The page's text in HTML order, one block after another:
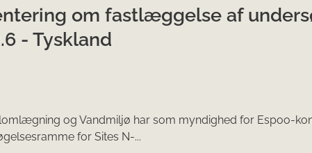
om fastlæggelse af
- Tyskland
og Vandmiljø har som myndighed for Espoo-
for Sites N-...